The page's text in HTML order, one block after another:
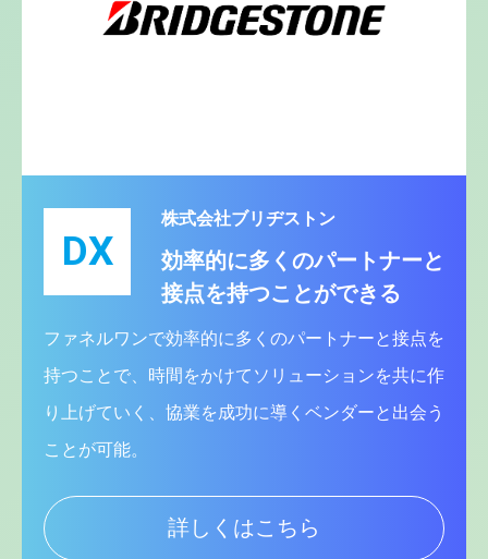
DX
株式会社ブリヂストン
効率的に多くのパートナーと
接点を持つことができる
ファネルワンで効率的に多くのパートナーと接点を
持つことで、時間をかけてソリューションを共に作
り上げていく、協業を成功に導くベンダーと出会う
ことが可能。
詳しくはこちら